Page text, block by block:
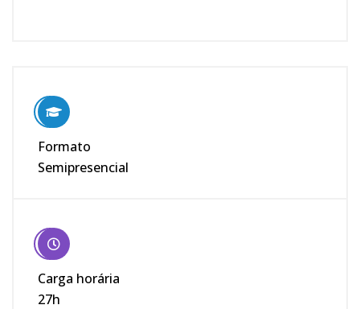
Formato
Semipresencial
Carga horária
27h